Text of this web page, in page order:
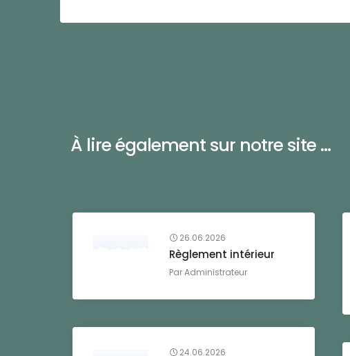
À lire également sur notre site ...
26.06.2026
Règlement intérieur
ParAdministrateur
24.06.2026